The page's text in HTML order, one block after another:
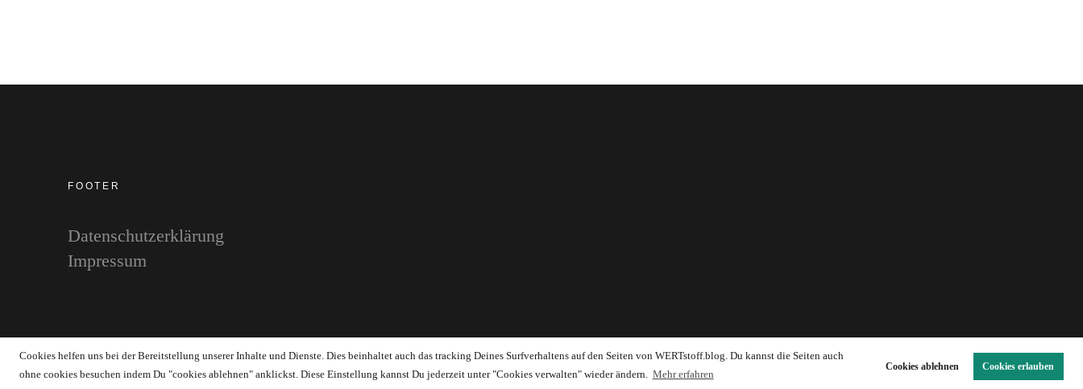
Cookies helfen uns bei der Bereitstellung unserer Inhalte und Dienste. Dies beinhaltet auch das tracking Deines Surfverhaltens auf den Seiten von WERTstoff.blog. Du kannst die Seiten auch
ohne cookies besuchen indem Du "cookies ablehnen" anklickst. Diese Einstellung kannst Du jederzeit unter "Cookies verwalten" wieder ändern. Mehr erfahren
Cookies ablehnen Cookies erlauben
FOOTER
Datenschutzerklärung
Impressum
Copyright © 2026 WERTstoff.blog